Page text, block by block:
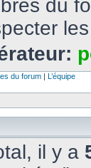
du
du forum | L’équipe
il y a